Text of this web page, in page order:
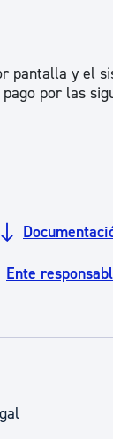
pantalla y el
por las
Ente